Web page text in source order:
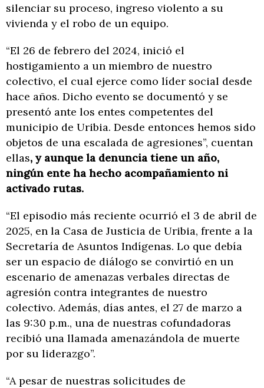
silenciar su proceso, ingreso violento a su
vivienda y el robo de un equipo.
“El 26 de febrero del 2024, inició el
hostigamiento a un miembro de nuestro
colectivo, el cual ejerce como líder social desde
hace años. Dicho evento se documentó y se
presentó ante los entes competentes del
municipio de Uribia. Desde entonces hemos sido
objetos de una escalada de agresiones”, cuentan
ellas, y aunque la denuncia tiene un año,
ningún ente ha hecho acompañamiento ni
activado rutas.
“El episodio más reciente ocurrió el 3 de abril de
2025, en la Casa de Justicia de Uribia, frente a la
Secretaría de Asuntos Indígenas. Lo que debía
ser un espacio de diálogo se convirtió en un
escenario de amenazas verbales directas de
agresión contra integrantes de nuestro
colectivo. Además, días antes, el 27 de marzo a
las 9:30 p.m., una de nuestras cofundadoras
recibió una llamada amenazándola de muerte
por su liderazgo”.
“A pesar de nuestras solicitudes de